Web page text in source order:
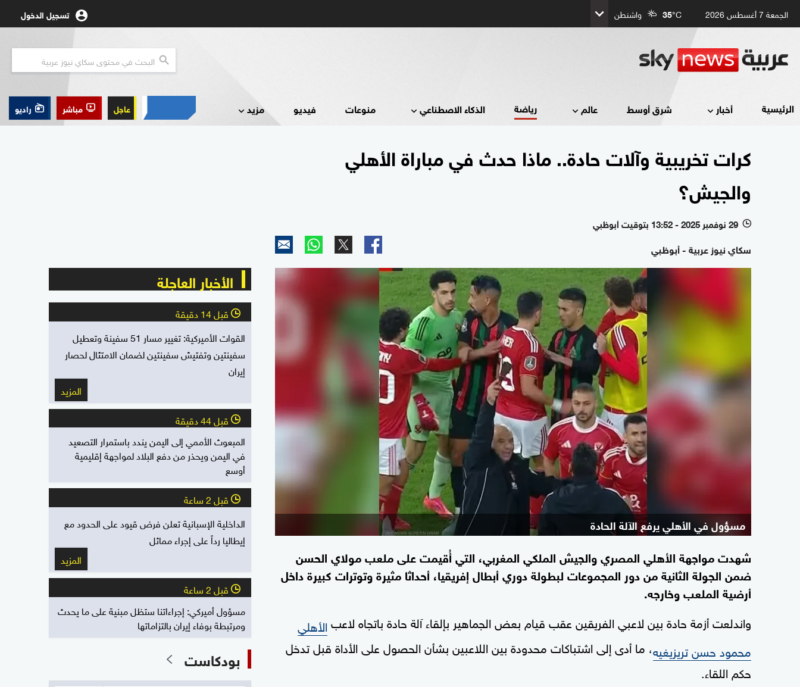
الجمعة 7 أغسطس 2026 35°C واشنطن تسجيل الدخول
الرئيسية أخبار شرق أوسط عالم رياضة الذكاء الاصطناعي منوعات فيديو مزيد عاجل مباشر راديو
كرات تخريبية وآلات حادة.. ماذا حدث في مباراة الأهلي
والجيش؟
l 29 نوفمبر 2025 - 13:52 بتوقيت أبوظبي
سكاي نيوز عربية - أبوظبي
مسؤول في الأهلي يرفع الآلة الحادة
شهدت مواجهة الأهلي المصري والجيش الملكي المغربي، التي أُقيمت على ملعب مولاي الحسن
ضمن الجولة الثانية من دور المجموعات لبطولة دوري أبطال إفريقيا، أحداثا مثيرة وتوترات كبيرة داخل
أرضية الملعب وخارجه.
واندلعت أزمة حادة بين لاعبي الفريقين عقب قيام بعض الجماهير بإلقاء آلة حادة باتجاه لاعب الأهلي
محمود حسن تريزيغيه، ما أدى إلى اشتباكات محدودة بين اللاعبين بشأن الحصول على الأداة قبل تدخل
حكم اللقاء.
الأخبار العاجلة
l قبل 14 دقيقة
القوات الأميركية: تغيير مسار 51 سفينة وتعطيل
سفينتين وتفتيش سفينتين لضمان الامتثال لحصار
إيران
المزيد
l قبل 44 دقيقة
المبعوث الأممي إلى اليمن يندد باستمرار التصعيد
في اليمن ويحذر من دفع البلاد لمواجهة إقليمية
أوسع
l قبل 2 ساعة
الداخلية الإسبانية تعلن فرض قيود على الحدود مع
إيطاليا رداً على إجراء مماثل
المزيد
l قبل 2 ساعة
مسؤول أميركي: إجراءاتنا ستظل مبنية على ما يحدث
ومرتبطة بوفاء إيران بالتزاماتها
بودكاست